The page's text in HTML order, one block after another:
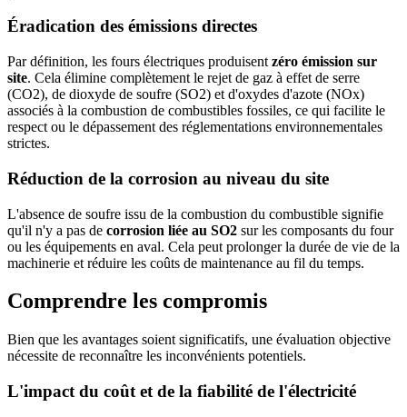
Éradication des émissions directes
Par définition, les fours électriques produisent zéro émission sur
site. Cela élimine complètement le rejet de gaz à effet de serre
(CO2), de dioxyde de soufre (SO2) et d'oxydes d'azote (NOx)
associés à la combustion de combustibles fossiles, ce qui facilite le
respect ou le dépassement des réglementations environnementales
strictes.
Réduction de la corrosion au niveau du site
L'absence de soufre issu de la combustion du combustible signifie
qu'il n'y a pas de corrosion liée au SO2 sur les composants du four
ou les équipements en aval. Cela peut prolonger la durée de vie de la
machinerie et réduire les coûts de maintenance au fil du temps.
Comprendre les compromis
Bien que les avantages soient significatifs, une évaluation objective
nécessite de reconnaître les inconvénients potentiels.
L'impact du coût et de la fiabilité de l'électricité